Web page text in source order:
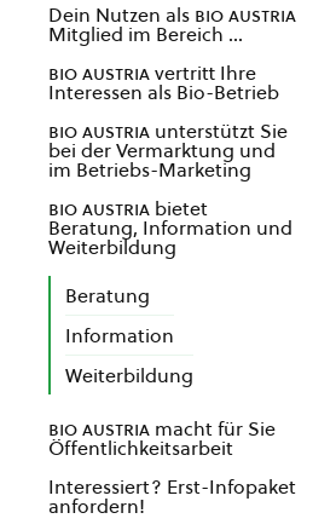
Dein Nutzen als bio austria
Mitglied im Bereich …
bio austriavertritt Ihre
Interessen als Bio-Betrieb
bio austria unterstützt Sie
bei der Vermarktung und
im Betriebs-Marketing
bio austria bietet
Beratung, Information und
Weiterbildung
Beratung
Information
Weiterbildung
bio austria macht für Sie
Öffentlichkeitsarbeit
Interessiert? Erst-Infopaket
anfordern!